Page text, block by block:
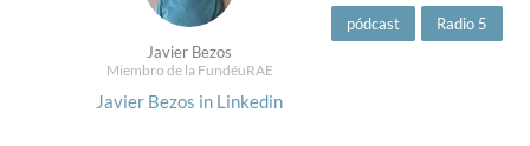
Javier Bezos
Miembro de la FundéuRAE
Javier Bezos in Linkedin
pódcast Radio 5